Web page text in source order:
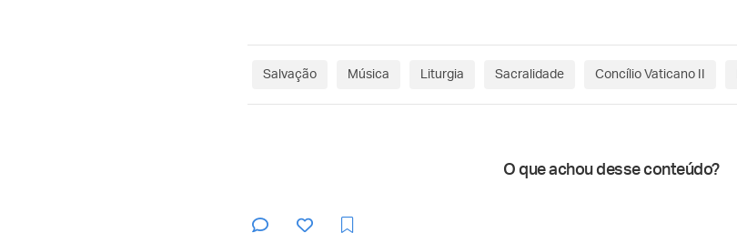
Salvação Música Liturgia Sacralidade Concílio Vaticano II
O que achou desse conteúdo?